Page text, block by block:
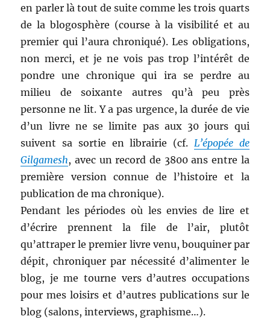
en parler là tout de suite comme les trois quarts
de la blogosphère (course à la visibilité et au
premier qui l’aura chroniqué). Les obligations,
non merci, et je ne vois pas trop l’intérêt de
pondre une chronique qui ira se perdre au
milieu de soixante autres qu’à peu près
personne ne lit. Y a pas urgence, la durée de vie
d’un livre ne se limite pas aux 30 jours qui
suivent sa sortie en librairie (cf. L’épopée de
Gilgamesh, avec un record de 3800 ans entre la
première version connue de l’histoire et la
publication de ma chronique).
Pendant les périodes où les envies de lire et
d’écrire prennent la file de l’air, plutôt
qu’attraper le premier livre venu, bouquiner par
dépit, chroniquer par nécessité d’alimenter le
blog, je me tourne vers d’autres occupations
pour mes loisirs et d’autres publications sur le
blog (salons, interviews, graphisme…).